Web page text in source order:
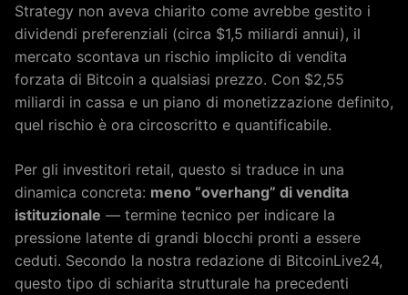
Strategy non aveva chiarito come avrebbe gestito i
dividendi preferenziali (circa $1,5 miliardi annui), il
mercato scontava un rischio implicito di vendita
forzata di Bitcoin a qualsiasi prezzo. Con $2,55
miliardi in cassa e un piano di monetizzazione definito,
quel rischio è ora circoscritto e quantificabile.
Per gli investitori retail, questo si traduce in una
dinamica concreta: meno “overhang” di vendita
istituzionale — termine tecnico per indicare la
pressione latente di grandi blocchi pronti a essere
ceduti. Secondo la nostra redazione di BitcoinLive24,
questo tipo di schiarita strutturale ha precedenti